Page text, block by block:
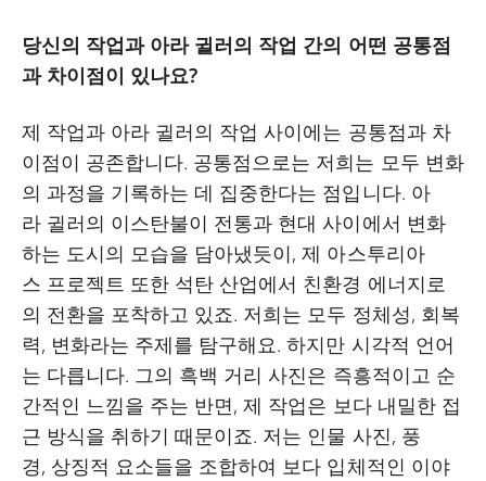
당신의 작업과 아라 귈러의 작업 간의 어떤 공통점
과 차이점이 있나요?
제 작업과 아라 귈러의 작업 사이에는 공통점과 차
이점이 공존합니다. 공통점으로는 저희는 모두 변화
의 과정을 기록하는 데 집중한다는 점입니다. 아
라 귈러의 이스탄불이 전통과 현대 사이에서 변화
하는 도시의 모습을 담아냈듯이, 제 아스투리아
스 프로젝트 또한 석탄 산업에서 친환경 에너지로
의 전환을 포착하고 있죠. 저희는 모두 정체성, 회복
력, 변화라는 주제를 탐구해요. 하지만 시각적 언어
는 다릅니다. 그의 흑백 거리 사진은 즉흥적이고 순
간적인 느낌을 주는 반면, 제 작업은 보다 내밀한 접
근 방식을 취하기 때문이죠. 저는 인물 사진, 풍
경, 상징적 요소들을 조합하여 보다 입체적인 이야